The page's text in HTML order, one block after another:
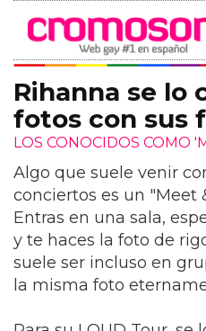
Rihanna se lo
fotos con sus
LOS CONOCIDOS COMO
Algo que suele venir
conciertos es un "Meet
Entras en una sala,
y te haces la foto de
suele ser incluso en
la misma foto